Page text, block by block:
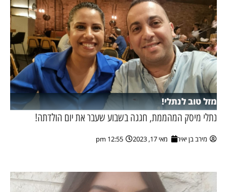
מקומית
עסקים
מזל טוב לנתלי!
נתלי מיסק המהממת, חגגה בשבוע שעבר את יום הולדתה!
מירב בן יאיר מאי 17, 2023 12:55 pm